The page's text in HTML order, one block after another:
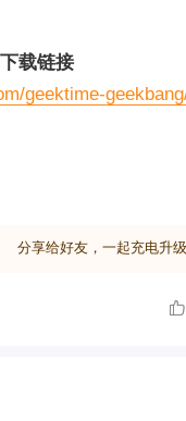
载链接
geektime-
分享给好友，一起充电升级
